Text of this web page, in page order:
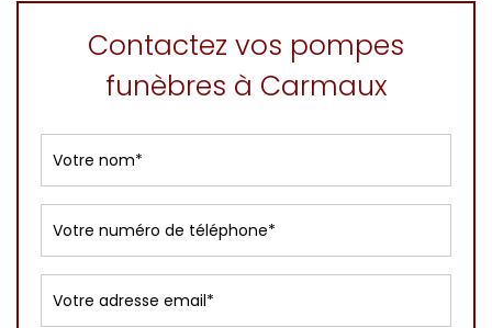
Contactez vos pompes
funèbres à Carmaux